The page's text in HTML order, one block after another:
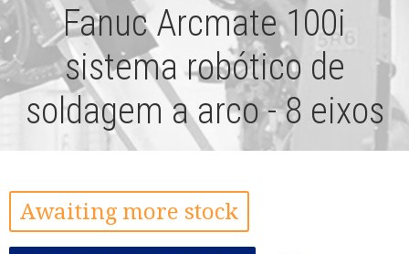
Fanuc Arcmate 100i
sistema robótico de
soldagem a arco - 8 eixos
Awaiting more stock